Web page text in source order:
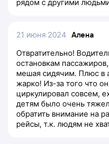
рядом с другими
21 июня 2024 Алена
Отвратительно!
остановкам
мешая сидячим. Плюс в
жарко! Из-за того что
циркулировал совсем,
детям было очень
обратить внимание на
рейсы, т.к. людям не